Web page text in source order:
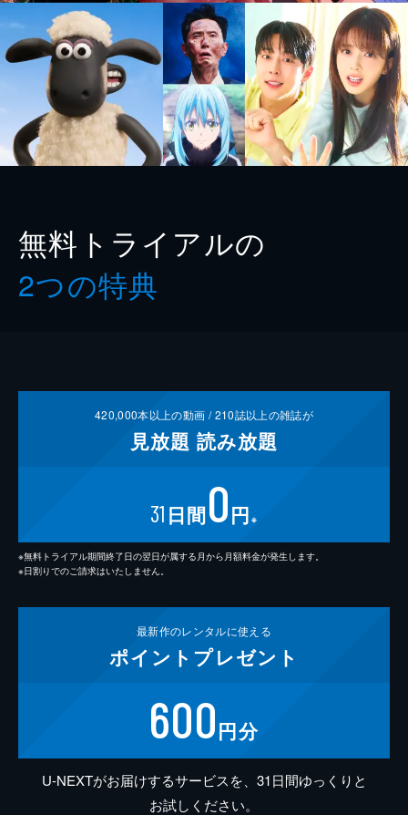
無料トライアルの
2つの特典
420,000本以上の動画 /210誌以上の雑誌が
見放題 読み放題
31 日間0円 ※
※無料トライアル期間終了日の翌日が属する月から月額料金が発生します。
※日割りでのご請求はいたしません。
最新作のレンタルに使える
ポイント プレゼント
600円分
U-NEXTがお届けするサービスを、31日間ゆっくりと
お試しください。